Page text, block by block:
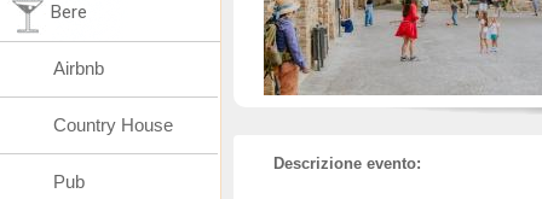
Descrizione evento:
Bere
Airbnb
Country House
Pub